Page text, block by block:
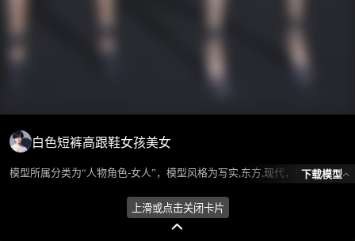
白色短裤高跟鞋女孩美女
模型所属分类为“人物角色-女人”，模型风格为写实,东方,现代，模型ID为102380，本模型由设计师 ℒℴѵℯ蓝色的梦এ⁵²º᭄এ 在2024-10-08 09:45:08上传，含.fbx，.gltf相关源文件下载格式，点数为148538，面数为195150，材质数为4，贴图数为5，CG美术之家持续为您更新与数字孪生、影视动画和游戏VR等相关优质资源。
下载模型
上滑或点击关闭卡片